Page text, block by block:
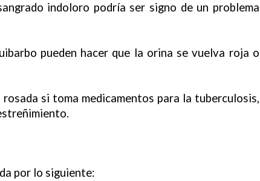
indoloro podría ser signo de un problema
pueden hacer que la orina se vuelva roja o
si toma medicamentos para la tuberculosis,
por lo siguiente: